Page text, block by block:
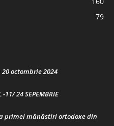
79
octombrie 2024
-11/ 24 SEPEMBRIE
primei mănăstiri ortodoxe din